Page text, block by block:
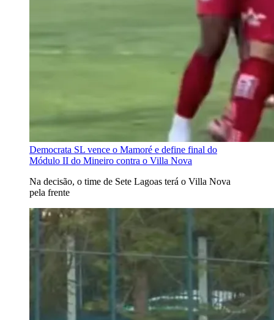
Democrata SL vence o Mamoré e define final do
Módulo II do Mineiro contra o Villa Nova
Na decisão, o time de Sete Lagoas terá o Villa Nova
pela frente